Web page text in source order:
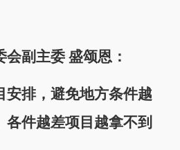
副主委 盛颂恩：
排，避免地方条件越
各件越差项目越拿不到